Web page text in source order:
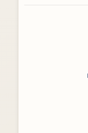
Fiyat verileri